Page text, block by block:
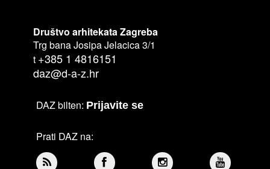
Društvo arhitekata Zagreba
Trg bana Josipa Jelacica 3/1
t +385 1 4816151
daz@d-a-z.hr
DAZ bilten: Prijavite se
Prati DAZ na: